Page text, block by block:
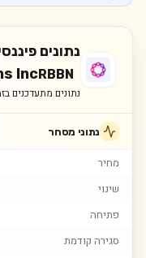
נתונים
IncRBBN
נתונים מתעדכנים
נתוני מסחר
מחיר
שינוי
פתיחה
סגירה קודמת